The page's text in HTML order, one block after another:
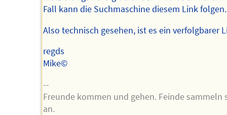
Fall kann die Suchmaschine diesem Link folgen.
Also technisch gesehen, ist es ein verfolgbarer
regds
Mike©
--
Freunde kommen und gehen. Feinde sammeln
an.